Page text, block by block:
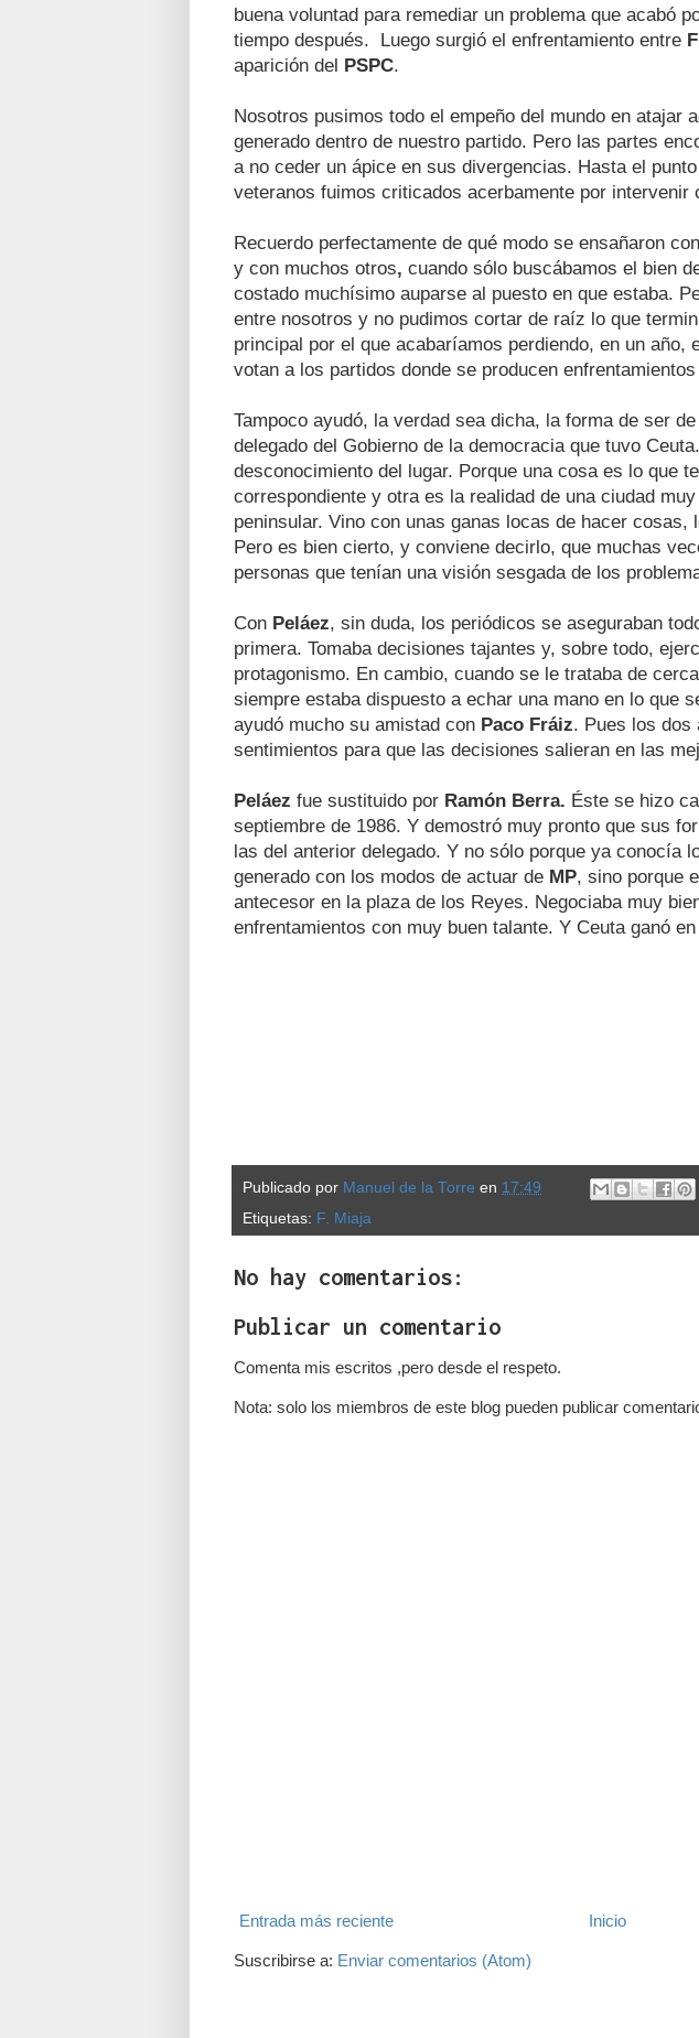
buena voluntad para remediar un problema que acabó
tiempo después. Luego surgió el enfrentamiento entre
aparición del PSPC.
Nosotros pusimos todo el empeño del mundo en atajar
generado dentro de nuestro partido. Pero las partes
a no ceder un ápice en sus divergencias. Hasta el
veteranos fuimos criticados acerbamente por intervenir
Recuerdo perfectamente de qué modo se ensañaron con
y con muchos otros, cuando sólo buscábamos el bien
costado muchísimo auparse al puesto en que estaba.
entre nosotros y no pudimos cortar de raíz lo que
principal por el que acabaríamos perdiendo, en un año,
votan a los partidos donde se producen
Tampoco ayudó, la verdad sea dicha, la forma de ser de
delegado del Gobierno de la democracia que tuvo Ceuta.
desconocimiento del lugar. Porque una cosa es lo que
correspondiente y otra es la realidad de una ciudad
peninsular. Vino con unas ganas locas de hacer cosas,
Pero es bien cierto, y conviene decirlo, que muchas
personas que tenían una visión sesgada de los
Con Peláez, sin duda, los periódicos se aseguraban
primera. Tomaba decisiones tajantes y, sobre todo,
protagonismo. En cambio, cuando se le trataba de
siempre estaba dispuesto a echar una mano en lo que
ayudó mucho su amistad con Paco Fráiz. Pues los dos
sentimientos para que las decisiones salieran en las
Peláez fue sustituido por Ramón Berra. Éste se hizo
septiembre de 1986. Y demostró muy pronto que sus
las del anterior delegado. Y no sólo porque ya conocía
generado con los modos de actuar de MP, sino porque
antecesor en la plaza de los Reyes. Negociaba muy
enfrentamientos con muy buen talante. Y Ceuta ganó
Publicado por Manuel de la Torre en 17:49
Etiquetas: F. Miaja
No hay comentarios:
Publicar un comentario
Comenta mis escritos ,pero desde el respeto.
Nota: solo los miembros de este blog pueden publicar
Entrada más reciente Inicio
Suscribirse a: Enviar comentarios (Atom)